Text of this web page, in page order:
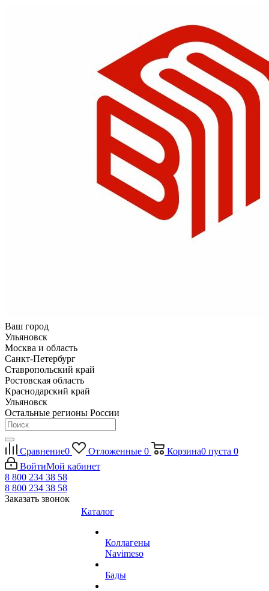
Ваш город
Ульяновск
Москва и область
Санкт-Петербург
Ставропольский край
Ростовская область
Краснодарский край
Ульяновск
Остальные регионы России
Сравнение0 Отложенные 0 Корзина0 пуста 0
ВойтиМой кабинет
8 800 234 38 58
8 800 234 38 58
Заказать звонок
Каталог
Коллагены
Navimeso
Бады